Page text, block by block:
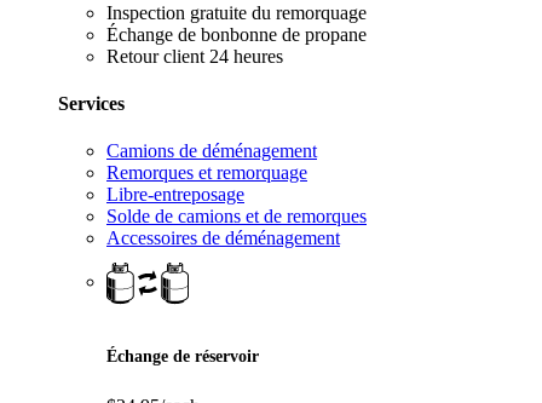
Inspection gratuite du remorquage
Échange de bonbonne de propane
Retour client 24 heures
Services
Camions de déménagement
Remorques et remorquage
Libre-entreposage
Solde de camions et de remorques
Accessoires de déménagement
Échange de réservoir